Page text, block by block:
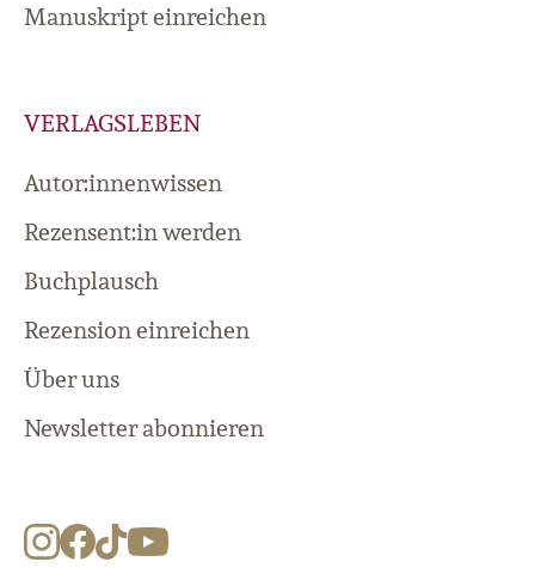
Manuskript einreichen
VERLAGSLEBEN
Autor:innenwissen
Rezensent:in werden
Buchplausch
Rezension einreichen
Über uns
Newsletter abonnieren